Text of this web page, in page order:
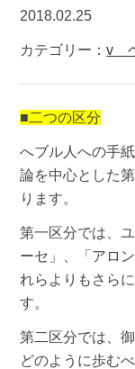
2018.02.25
カテゴリー：v
■二つの区分
へブル人への手
論を中心とした
ります。
第一区分では、
ーセ」、「アロ
れらよりもさら
す。
第二区分では、
どのように歩む